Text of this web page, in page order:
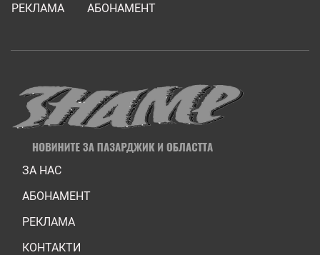
РЕКЛАМА
АБОНАМЕНТ
ЗА НАС
АБОНАМЕНТ
РЕКЛАМА
КОНТАКТИ